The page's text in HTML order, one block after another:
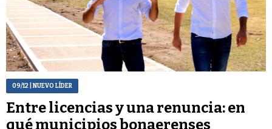
09/12 | NUEVO LÍDER
Entre licencias y una renuncia: en
qué municipios bonaerenses